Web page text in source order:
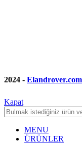
2024 -
Kapat
MENU
ÜRÜNLER